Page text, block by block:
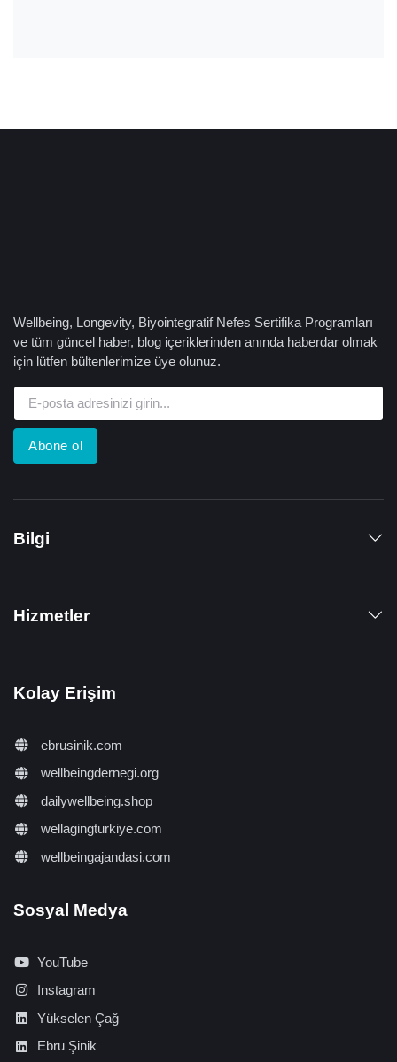
Wellbeing, Longevity, Biyointegratif Nefes Sertifika Programları
ve tüm güncel haber, blog içeriklerinden anında haberdar olmak
için lütfen bültenlerimize üye olunuz.
Abone ol
Bilgi
Hizmetler
Kolay Erişim
ebrusinik.com
wellbeingdernegi.org
dailywellbeing.shop
wellagingturkiye.com
wellbeingajandasi.com
Sosyal Medya
YouTube
Instagram
Yükselen Çağ
Ebru Şinik